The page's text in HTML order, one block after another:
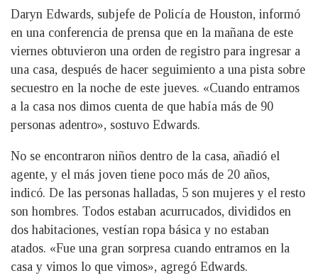
Daryn Edwards, subjefe de Policía de Houston, informó
en una conferencia de prensa que en la mañana de este
viernes obtuvieron una orden de registro para ingresar a
una casa, después de hacer seguimiento a una pista sobre
secuestro en la noche de este jueves. «Cuando entramos
a la casa nos dimos cuenta de que había más de 90
personas adentro», sostuvo Edwards.
No se encontraron niños dentro de la casa, añadió el
agente, y el más joven tiene poco más de 20 años,
indicó. De las personas halladas, 5 son mujeres y el resto
son hombres. Todos estaban acurrucados, divididos en
dos habitaciones, vestían ropa básica y no estaban
atados. «Fue una gran sorpresa cuando entramos en la
casa y vimos lo que vimos», agregó Edwards.